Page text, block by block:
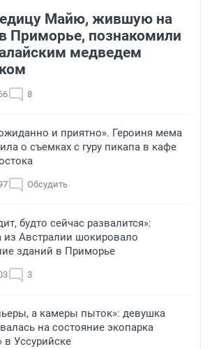
Майю, жившую на
Приморье, познакомили
медведем
8
и приятно». Героиня мема
о съемках с гуру пикапа в кафе
Обсудить
будто сейчас развалится»:
из Австралии шокировало
зданий в Приморье
3
а камеры пыток»: девушка
на состояние экопарка
в Уссурийске